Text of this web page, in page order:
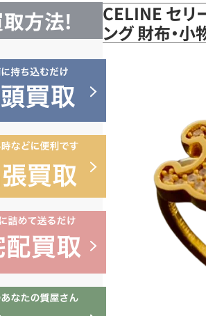
方法!
CELINE セリ
ング 財布・